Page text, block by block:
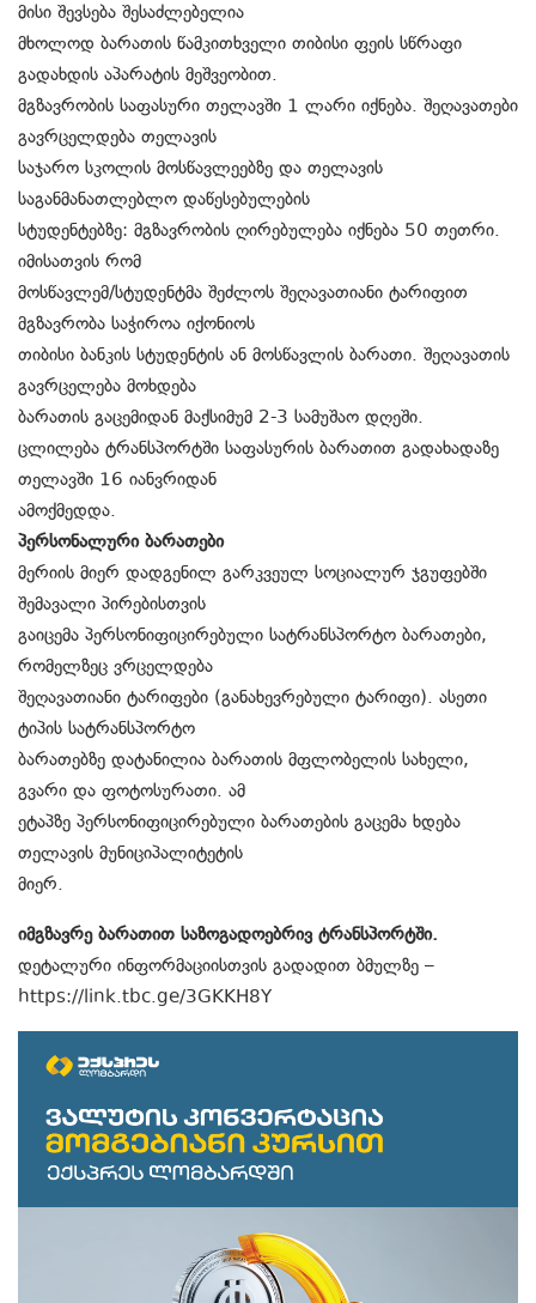
მისი შევსება შესაძლებელია
მხოლოდ ბარათის წამკითხველი თიბისი ფეის სწრაფი
გადახდის აპარატის მეშვეობით.
მგზავრობის საფასური თელავში 1 ლარი იქნება. შეღავათები
გავრცელდება თელავის
საჯარო სკოლის მოსწავლეებზე და თელავის
საგანმანათლებლო დაწესებულების
სტუდენტებზე: მგზავრობის ღირებულება იქნება 50 თეთრი.
იმისათვის რომ
მოსწავლემ/სტუდენტმა შეძლოს შეღავათიანი ტარიფით
მგზავრობა საჭიროა იქონიოს
თიბისი ბანკის სტუდენტის ან მოსწავლის ბარათი. შეღავათის
გავრცელება მოხდება
ბარათის გაცემიდან მაქსიმუმ 2-3 სამუშაო დღეში.
ცლილება ტრანსპორტში საფასურის ბარათით გადახადაზე
თელავში 16 იანვრიდან
ამოქმედდა.
პერსონალური ბარათები
მერიის მიერ დადგენილ გარკვეულ სოციალურ ჯგუფებში
შემავალი პირებისთვის
გაიცემა პერსონიფიცირებული სატრანსპორტო ბარათები,
რომელზეც ვრცელდება
შეღავათიანი ტარიფები (განახევრებული ტარიფი). ასეთი
ტიპის სატრანსპორტო
ბარათებზე დატანილია ბარათის მფლობელის სახელი,
გვარი და ფოტოსურათი. ამ
ეტაპზე პერსონიფიცირებული ბარათების გაცემა ხდება
თელავის მუნიციპალიტეტის
მიერ.
იმგზავრე ბარათით საზოგადოებრივ ტრანსპორტში.
დეტალური ინფორმაციისთვის გადადით ბმულზე –
https://link.tbc.ge/3GKKH8Y